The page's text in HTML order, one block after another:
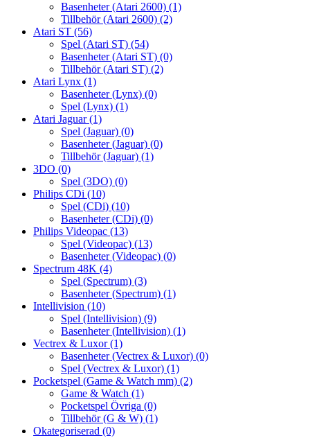
Basenheter (Atari 2600) (1)
Tillbehör (Atari 2600) (2)
Atari ST (56)
Spel (Atari ST) (54)
Basenheter (Atari ST) (0)
Tillbehör (Atari ST) (2)
Atari Lynx (1)
Basenheter (Lynx) (0)
Spel (Lynx) (1)
Atari Jaguar(1)
Spel (Jaguar) (0)
Basenheter (Jaguar) (0)
Tillbehör (Jaguar) (1)
3DO (0)
Spel (3DO) (0)
Philips CDi (10)
Spel (CDi) (10)
Basenheter (CDi) (0)
Philips Videopac (13)
Spel (Videopac) (13)
Basenheter (Videopac) (0)
Spectrum 48K (4)
Spel (Spectrum) (3)
Basenheter (Spectrum) (1)
Intellivision (10)
Spel (Intellivision) (9)
Basenheter (Intellivision) (1)
Vectrex & Luxor(1)
Basenheter (Vectrex & Luxor) (0)
Spel (Vectrex & Luxor) (1)
Pocketspel (Game & Watch mm) (2)
Game & Watch (1)
Pocketspel Övriga (0)
Tillbehör (G & W) (1)
Okategoriserad (0)